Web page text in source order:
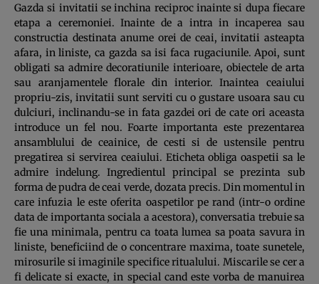
Gazda si invitatii se inchina reciproc inainte si dupa fiecare
etapa a ceremoniei. Inainte de a intra in incaperea sau
constructia destinata anume orei de ceai, invitatii asteapta
afara, in liniste, ca gazda sa isi faca rugaciunile. Apoi, sunt
obligati sa admire decoratiunile interioare, obiectele de arta
sau aranjamentele florale din interior. Inaintea ceaiului
propriu-zis, invitatii sunt serviti cu o gustare usoara sau cu
dulciuri, inclinandu-se in fata gazdei ori de cate ori aceasta
introduce un fel nou. Foarte importanta este prezentarea
ansamblului de ceainice, de cesti si de ustensile pentru
pregatirea si servirea ceaiului. Eticheta obliga oaspetii sa le
admire indelung. Ingredientul principal se prezinta sub
forma de pudra de ceai verde, dozata precis. Din momentul in
care infuzia le este oferita oaspetilor pe rand (intr-o ordine
data de importanta sociala a acestora), conversatia trebuie sa
fie una minimala, pentru ca toata lumea sa poata savura in
liniste, beneficiind de o concentrare maxima, toate sunetele,
mirosurile si imaginile specifice ritualului. Miscarile se cer a
fi delicate si exacte, in special cand este vorba de manuirea